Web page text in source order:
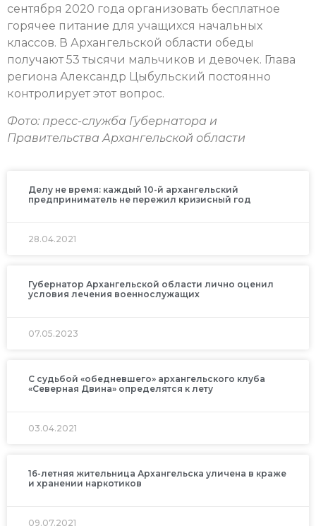
сентября 2020 года организовать бесплатное
горячее питание для учащихся начальных
классов. В Архангельской области обеды
получают 53 тысячи мальчиков и девочек. Глава
региона Александр Цыбульский постоянно
контролирует этот вопрос.
Фото: пресс-служба Губернатора и
Правительства Архангельской области
Делу не время: каждый 10-й архангельский
предприниматель не пережил кризисный год
28.04.2021
Губернатор Архангельской области лично оценил
условия лечения военнослужащих
07.05.2023
С судьбой «обедневшего» архангельского клуба
«Северная Двина» определятся к лету
03.04.2021
16-летняя жительница Архангельска уличена в краже
и хранении наркотиков
09.07.2021